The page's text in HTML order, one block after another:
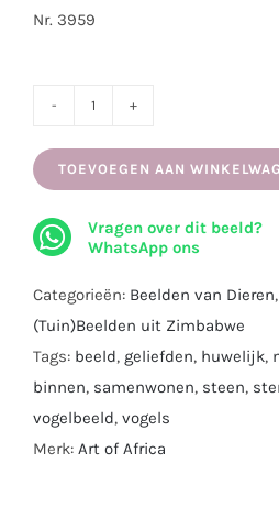
Nr. 3959
I
gemaakt
Serpentijn
I
46
cm.
aantal
TOEVOEGEN AAN
Vragen over dit beeld?
WhatsApp ons
Categorieën: Beelden van Dieren,
(Tuin)Beelden uit Zimbabwe
Tags: beeld, geliefden, huwelijk,
binnen, samenwonen, steen,
vogelbeeld, vogels
Merk: Art of Africa